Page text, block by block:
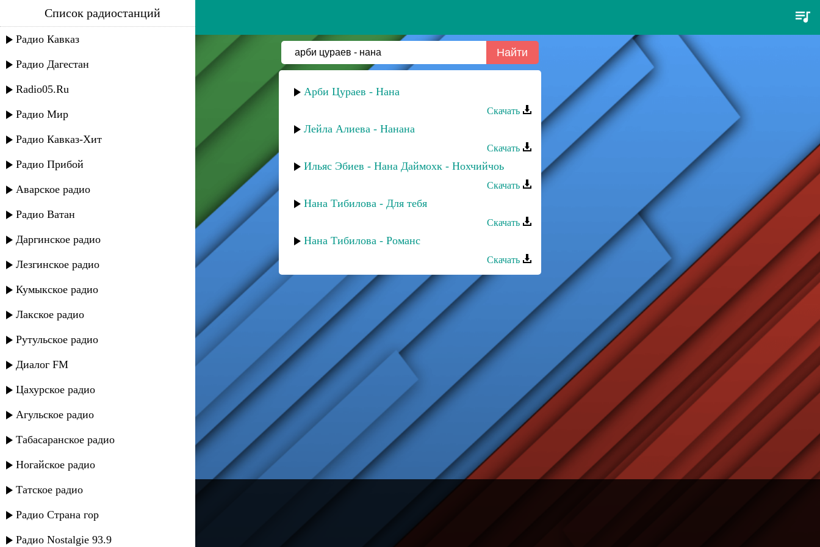
арби цураев - нана
Список радиостанций
Радио Кавказ
Радио Дагестан
Radio05.Ru
Радио Мир
Радио Кавказ-Хит
Радио Прибой
Аварское радио
Радио Ватан
Даргинское радио
Лезгинское радио
Кумыкское радио
Лакское радио
Рутульское радио
Диалог FM
Цахурское радио
Агульское радио
Табасаранское радио
Ногайское радио
Татское радио
Радио Страна гор
Радио Nostalgie 93.9
Арби Цураев - Нана
Скачать
Лейла Алиева - Нанана
Скачать
Ильяс Эбиев - Нана Даймохк - Нохчийчоь
Скачать
Нана Тибилова - Для тебя
Скачать
Нана Тибилова - Романс
Скачать
---
Русское радио